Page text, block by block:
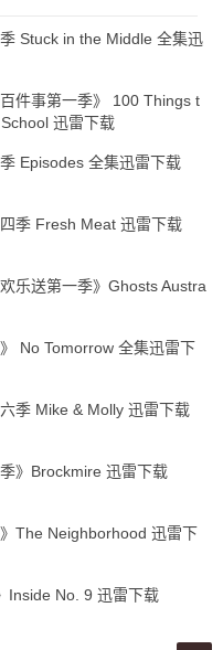
Stuck in the Middle 全集迅
百件事第一季》 100 Things t
迅雷下载
Episodes 全集迅雷下载
季 Fresh Meat 迅雷下载
乐送第一季》Ghosts Austra
No Tomorrow 全集迅雷下
季 Mike & Molly 迅雷下载
》Brockmire 迅雷下载
》The Neighborhood 迅雷下
Inside No. 9 迅雷下载